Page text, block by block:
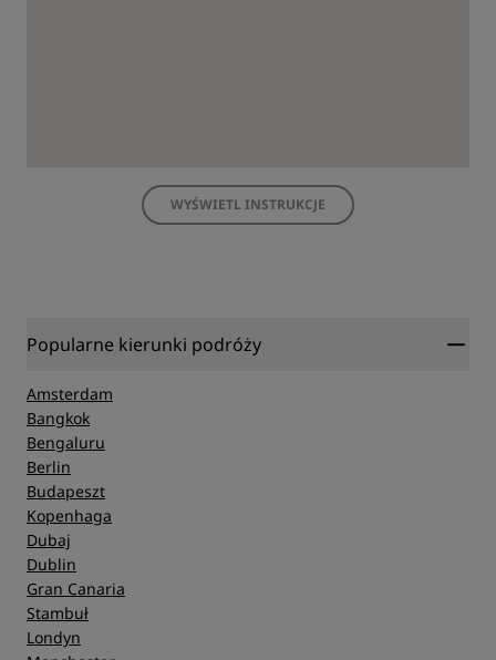
WYŚWIETL INSTRUKCJE
Popularne kierunki podróży
Amsterdam
Bangkok
Bengaluru
Berlin
Budapeszt
Kopenhaga
Dubaj
Dublin
Gran Canaria
Stambuł
Londyn